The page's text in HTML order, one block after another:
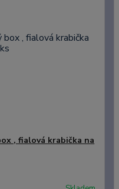
, fialová krabička na